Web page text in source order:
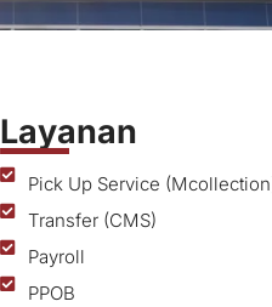
Layanan
Pick Up Service
Transfer (CMS)
Payroll
PPOB